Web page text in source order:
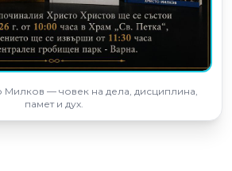
Милков — човек на дела, дисциплина,
памет и дух.